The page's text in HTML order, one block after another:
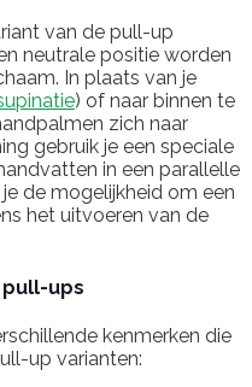
van de pull-up
neutrale positie worden
In plaats van je
) of naar binnen te
zich naar
gebruik je een speciale
in een parallelle
de mogelijkheid om een
het uitvoeren van de
ups
kenmerken die
up varianten: